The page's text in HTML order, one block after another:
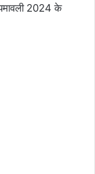
2024 के